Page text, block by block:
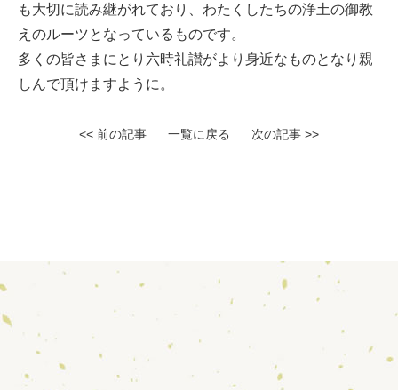
も大切に読み継がれており、わたくしたちの浄土の御教
えのルーツとなっているものです。
多くの皆さまにとり六時礼讃がより身近なものとなり親
しんで頂けますように。
<< 前の記事 一覧に戻る 次の記事 >>